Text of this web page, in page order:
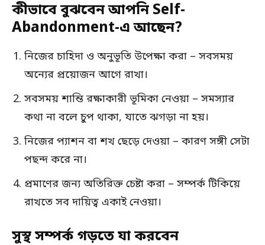
কীভাবে বুঝবেন আপনি Self-
Abandonment-এ আছেন?
নিজের চাহিদা ও অনুভূতি উপেক্ষা করা – সবসময়
অন্যের প্রয়োজন আগে রাখা।
সবসময় শান্তি রক্ষাকারী ভূমিকা নেওয়া – সমস্যার
কথা না বলে চুপ থাকা, যাতে ঝগড়া না হয়।
নিজের প্যাশন বা শখ ছেড়ে দেওয়া – কারণ সঙ্গী সেটা
পছন্দ করে না।
প্রমাণের জন্য অতিরিক্ত চেষ্টা করা – সম্পর্ক টিকিয়ে
রাখতে সব দায়িত্ব একাই নেওয়া।
সুস্থ সম্পর্ক গড়তে যা করবেন